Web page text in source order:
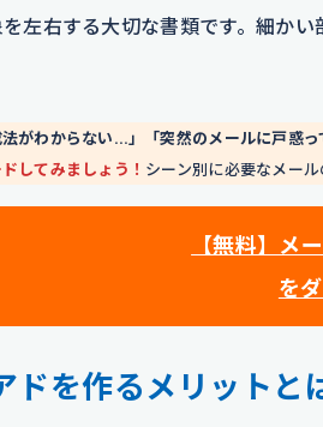
左右する大切な書類です。細か
法がわからない…」「突然のメールに戸惑っ
してみましょう！ シーン別に必要なメー
【無料】メ
を
ドを作るメリット